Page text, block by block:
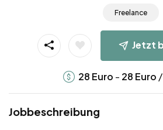
Freelance
Jetzt
28 Euro - 28 Euro
Jobbeschreibung